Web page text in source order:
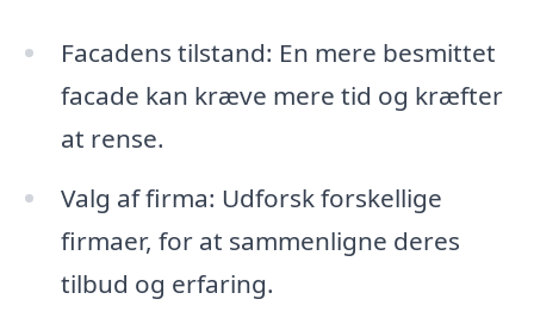
Facadens tilstand: En mere besmittet
facade kan kræve mere tid og kræfter
at rense.
Valg af firma: Udforsk forskellige
firmaer, for at sammenligne deres
tilbud og erfaring.